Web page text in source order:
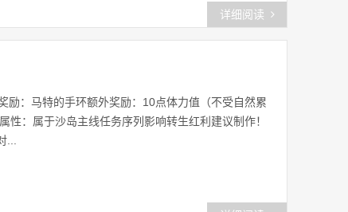
详细阅读
励：马特的手环额外奖励：10点体力值（不受自然累
性：属于沙岛主线任务序列影响转生红利建议制作！